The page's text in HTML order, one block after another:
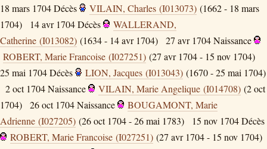
18 mars 1704Décès VILAIN, Charles (I013073) (1662 - 18 mars
1704)
14 avr 1704Décès
WALLERAND,
Catherine (I013082) (1634 - 14 avr 1704) 27 avr 1704Naissance
ROBERT, Marie Francoise (I027251) (27 avr 1704 - 15 nov 1704)
25 mai 1704Décès LION, Jacques (I013043) (1670 - 25 mai 1704)
2 oct 1704Naissance VILAIN, Marie Angelique (I014708) (2 oct
1704)
26 oct 1704Naissance
BOUGAMONT, Marie
Adrienne (I027205) (26 oct 1704 - 26 mai 1783) 15 nov 1704Décès
ROBERT, Marie Francoise (I027251) (27 avr 1704 - 15 nov 1704)